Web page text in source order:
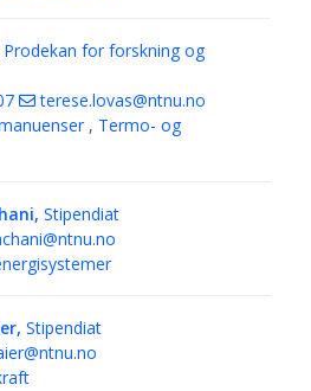
Prodekan for forskning og
terese.lovas@ntnu.no
, Termo- og
Stipendiat
Stipendiat